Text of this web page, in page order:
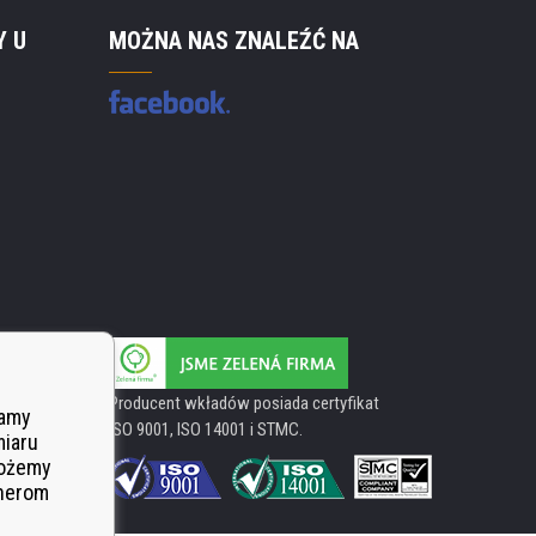
U
MOŻNA NAS ZNALEŹĆ NA
Producent wkładów posiada certyfikat
ISO 9001, ISO 14001 i STMC.